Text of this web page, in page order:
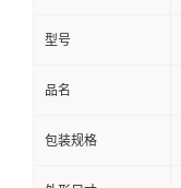
型号
品名
包装规格